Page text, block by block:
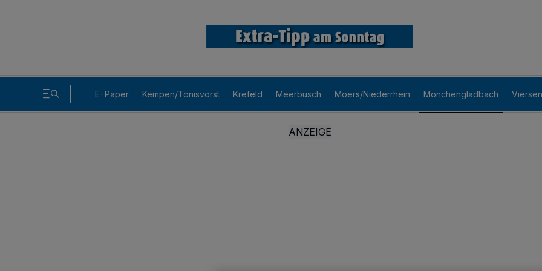
E-Paper Kempen/Tönisvorst Krefeld Meerbusch Moers/Niederrhein Mönchengladbach Viersen